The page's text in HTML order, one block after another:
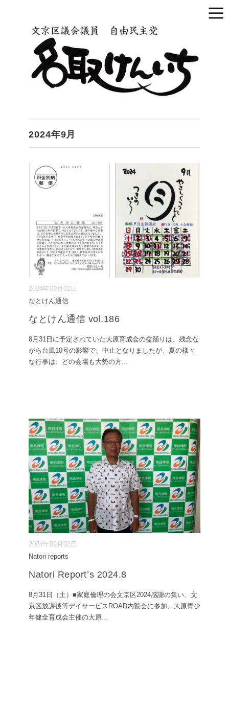
2024年9月
2024年09月02日
なとけん通信
なとけん通信 vol.186
8月31日に予定されていた大原育成会の盆踊りは、残念な
がら台風10号の影響で、中止となりましたが、夏の様々
な行事は、どの会場も大勢の方
2024年09月02日
Natori reports
Natori Report’s 2024.8
8月31日（土）■家庭倫理の会文京区2024感謝の集い、文
京区放課後等デイサービスROAD内覧会に参加、大原青少
年健全育成会主催の大原